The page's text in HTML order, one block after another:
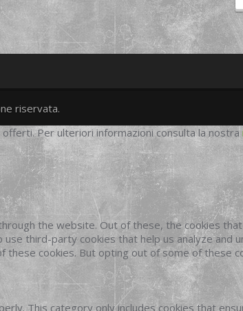
twittergoogleplus
facebook
riservata.
Per ulteriori informazioni consulta la nostra
the website. Out of these, the cookies
third-party cookies that help us analyze and
cookies. But opting out of some of these
This category only includes cookies that